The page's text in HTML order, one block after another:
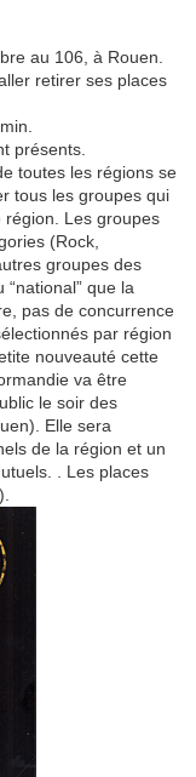
au 106, à Rouen.
retirer ses places
présents.
toutes les régions se
tous les groupes qui
Les groupes
(Rock,
groupes des
que la
pas de concurrence
par région
nouveauté cette
va être
le soir des
Elle sera
de la région et un
. Les places